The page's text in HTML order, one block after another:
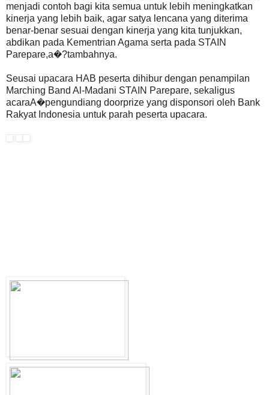
menjadi contoh bagi kita semua untuk lebih meningkatkan
kinerja yang lebih baik, agar satya lencana yang diterima
benar-benar sesuai dengan kinerja yang kita tunjukkan,
abdikan pada Kementrian Agama serta pada STAIN
Parepare,a�?tambahnya.
Seusai upacara HAB peserta dihibur dengan penampilan
Marching Band Al-Madani STAIN Parepare, sekaligus
acaraA�pengundiang doorprize yang disponsori oleh Bank
Rakyat Indonesia untuk parah peserta upacara.